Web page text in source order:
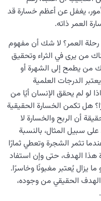
دليل الرحلة
بالآخرين بناءة؟
الحقيقي؟
رحمة الله؟
0/13
0/11
0/8
يغفل عن أعظم خسارة قد
العمر ذاته.
رحلة العمر؟ لا شك أن مفهوم
من يرى في الثراء وتحقيق
من يطمح إلى الشهرة أو
الدرجات العلمية
لو لم يحقق الإنسان أيًا من
هل تكمن الخسارة الحقيقية
أن الربح والخسارة لا
سبيل المثال، بالنسبة
تثمر الشجرة وتعطي ثمارًا
هذا الهدف، حتى وإن استفاد
يزال يُعتبر مغبونًا وخاسرًا.
الحقيقي من وجوده،